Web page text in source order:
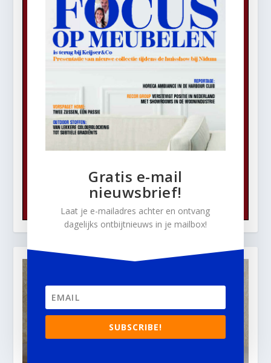
Gratis e-mail
nieuwsbrief!
Laat je e-mailadres achter en ontvang
dagelijks ontbijtnieuws in je mailbox!
SUBSCRIBE!